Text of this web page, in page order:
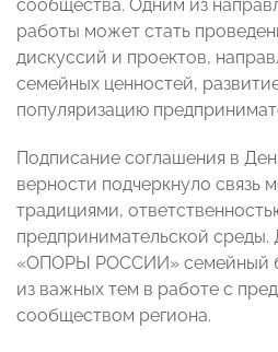
сообщества. Одним из
работы может стать
дискуссий и проектов,
семейных ценностей,
популяризацию
Подписание соглашения в
верности подчеркнуло связь
традициями,
предпринимательской среды.
«ОПОРЫ РОССИИ» семейный
из важных тем в работе с
сообществом региона.